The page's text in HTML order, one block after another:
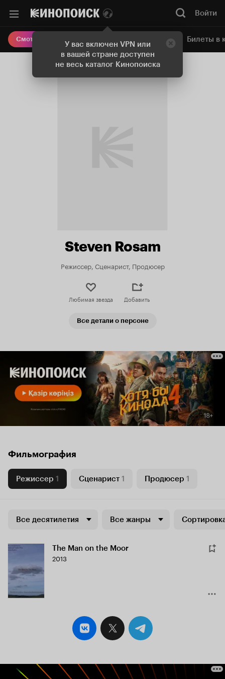
У вас включен VPN или
в вашей стране доступен
не весь каталог Кинопоиска
Войти
Смотреть кино Онлайн-кинотеатр Билеты в
Steven Rosam
Режиссер, Сценарист, Продюсер
Любимая звезда Добавить
Все детали о персоне
Фильмография
Режиссер 1 Сценарист 1 Продюсер 1
Все десятилетия Все жанры
The Man on the Moor
2013